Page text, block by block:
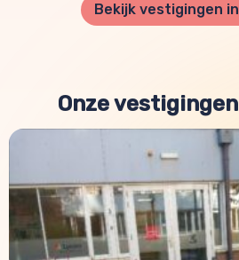
Bekijk vestigingen
Onze